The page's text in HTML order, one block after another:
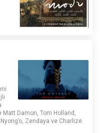
Damon, Tom Holland,
Zendaya ve Charlize